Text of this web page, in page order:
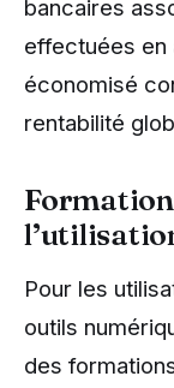
bancaires
effectuées en
économisé
rentabilité
Pour les
outils
des